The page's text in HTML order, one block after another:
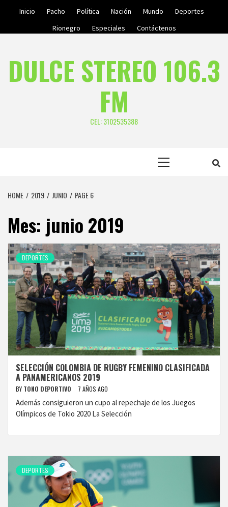
Inicio Pacho Política Nación Mundo
Deportes
Rionegro
Especiales Contáctenos
DULCE STEREO 106.3
FM
CEL: 3102535388
HOME 2019 JUNIO PAGE 6
Mes: junio 2019
DEPORTES
SELECCIÓN COLOMBIA DE RUGBY FEMENINO CLASIFICADA
A PANAMERICANOS 2019
BY TONO DEPORTIVO 7 AÑOS AGO
Además consiguieron un cupo al repechaje de los Juegos
Olímpicos de Tokio 2020 La Selección
DEPORTES